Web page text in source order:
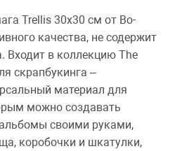
Trellis 30х30 см от Bo-
качества, не содержит
Входит в коллекцию The
скрапбукинга –
материал для
можно создавать
своими руками,
коробочки и шкатулки,